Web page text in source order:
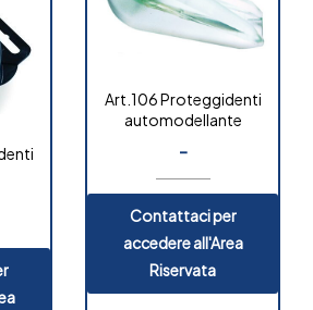
OUT OF
STOCK
Art.106 Proteggidenti
automodellante
-
Contattaci per
accedere all'Area
Riservata